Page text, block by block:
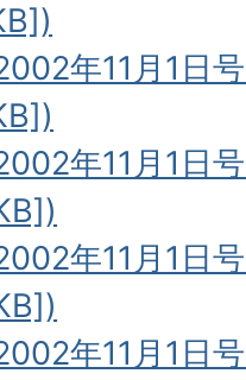
年11月1日
年11月1日
年11月1日
年11月1日